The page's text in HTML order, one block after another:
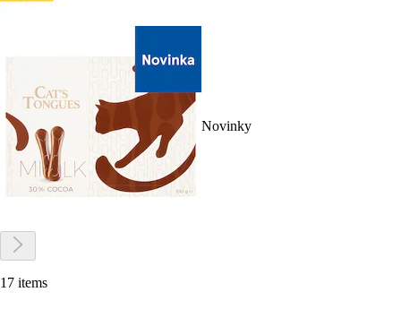
Novinky
17 items